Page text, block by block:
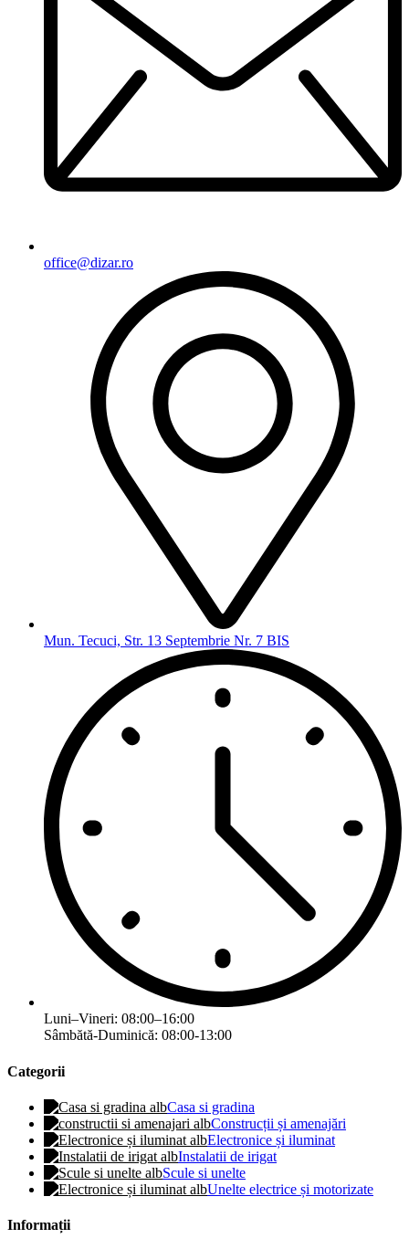
office@dizar.ro
Mun. Tecuci, Str. 13 Septembrie Nr. 7 BIS
Luni–Vineri: 08:00–16:00
Sâmbătă-Duminică: 08:00-13:00
Categorii
Casa si gradina
Construcții și amenajări
Electronice și iluminat
Instalatii de irigat
Scule si unelte
Unelte electrice și motorizate
Informații